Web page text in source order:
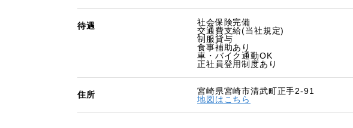
待遇
社会保険完備
交通費支給(当社規定)
制服貸与
食事補助あり
車・バイク通勤OK
正社員登用制度あり
住所
宮崎県宮崎市清武町正手2-91
地図はこちら